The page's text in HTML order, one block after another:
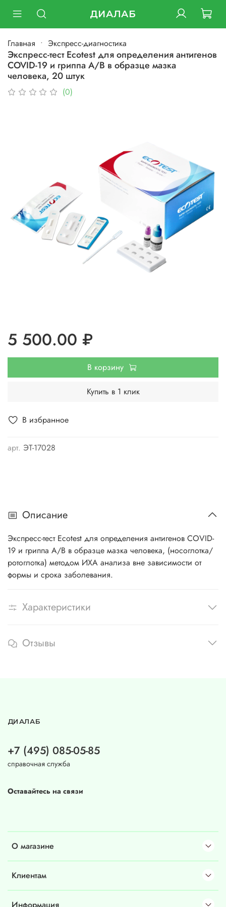
ДИАЛАБ
Главная Экспресс-диагностика
Экспресс-тест Ecotest для определения антигенов
COVID-19 и гриппа А/В в образце мазка
человека, 20 штук
(0)
В избранное
арт. ЭТ-17028
5 500.00 ₽
В корзину
Купить в 1 клик
Описание
Экспресс-тест Ecotest для определения антигенов COVID-
19 и гриппа А/В в образце мазка человека, (носоглотка/
ротоглотка) методом ИХА анализа вне зависимости от
формы и срока заболевания.
Характеристики
Отзывы
О магазине
Клиентам
ДИАЛАБ
+7 (495) 085-05-85
справочная служба
Оставайтесь на связи